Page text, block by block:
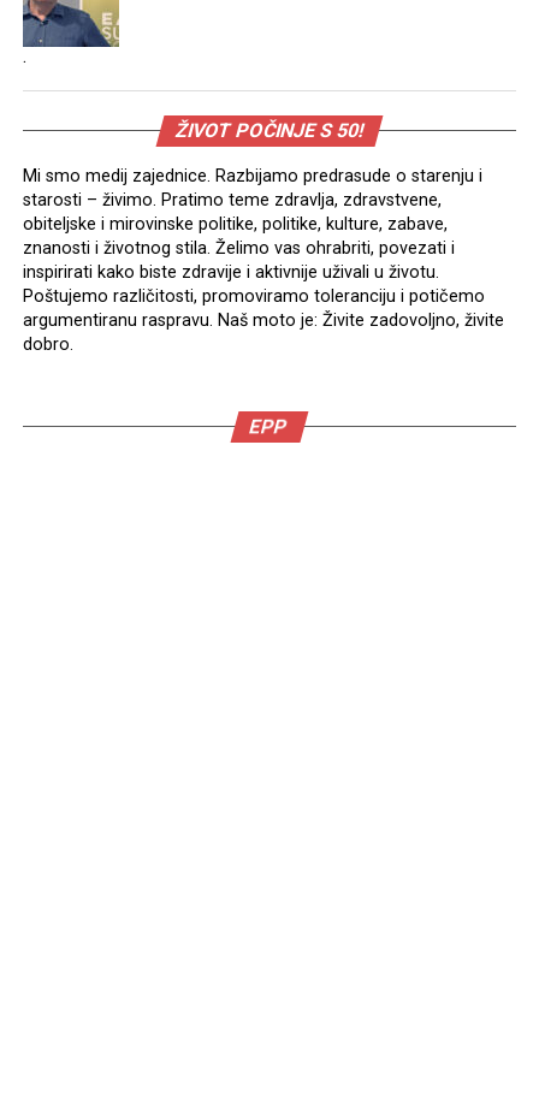
.
ŽIVOT POČINJE S 50!
Mi smo medij zajednice. Razbijamo predrasude o starenju i
starosti – živimo. Pratimo teme zdravlja, zdravstvene,
obiteljske i mirovinske politike, politike, kulture, zabave,
znanosti i životnog stila. Želimo vas ohrabriti, povezati i
inspirirati kako biste zdravije i aktivnije uživali u životu.
Poštujemo različitosti, promoviramo toleranciju i potičemo
argumentiranu raspravu. Naš moto je: Živite zadovoljno, živite
dobro.
EPP